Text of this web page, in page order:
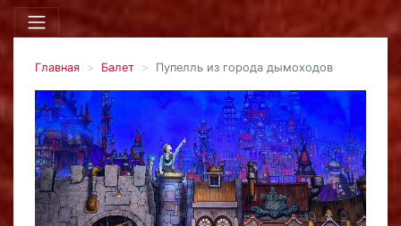
Главная Балет Пупелль из города дымоходов